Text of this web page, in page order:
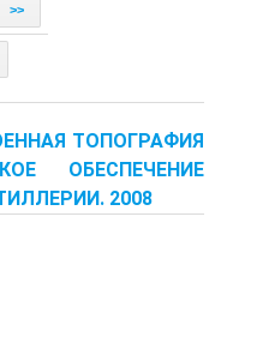
>>
ТОПОГРАФИЯ
ОБЕСПЕЧЕНИЕ
2008